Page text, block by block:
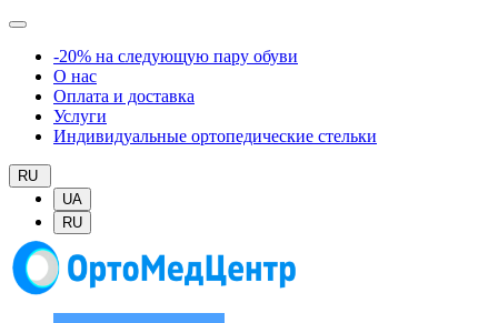
-20% на следующую пару обуви
О нас
Оплата и доставка
Услуги
Индивидуальные ортопедические стельки
RU
UA
RU